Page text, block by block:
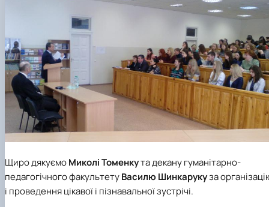
Щиро дякуємоМиколі Томенкута декану гуманітарно-
педагогічного факультетуВасилю Шинкарукуза
і проведення цікавої і пізнавальної зустрічі.